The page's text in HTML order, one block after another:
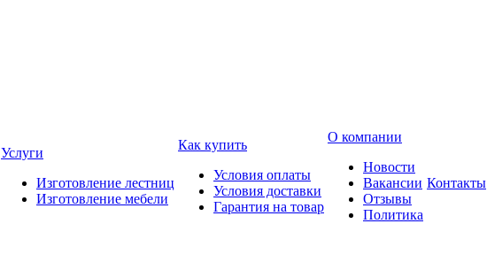
Услуги
Изготовление лестниц
Изготовление мебели
Как купить
Условия оплаты
Условия доставки
Гарантия на товар
О компании
Новости
Вакансии
Отзывы
Политика
Контакты